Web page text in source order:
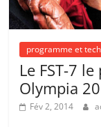
programme et
Le FST-7
Olympia
Fév 2, 2014